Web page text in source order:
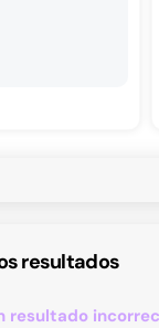
resultados
resultado